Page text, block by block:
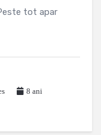
tot apar
8 ani